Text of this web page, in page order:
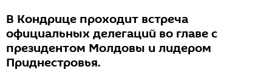
В Кондрице проходит встреча
официальных делегаций во главе с
президентом Молдовы и лидером
Приднестровья.